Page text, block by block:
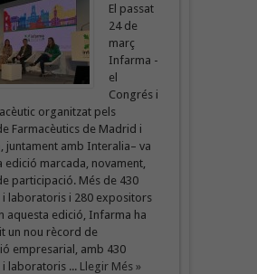
El passat
24 de
març
Infarma -
el
Congrés i
organitzat pels
Farmacèutics de Madrid i
juntament amb Interalia– va
edició marcada, novament,
participació. Més de 430
i laboratoris i 280 expositors
aquesta edició, Infarma ha
un nou rècord de
empresarial, amb 430
i laboratoris ... Llegir Més »